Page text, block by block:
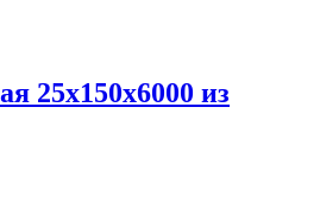
25х150х6000 из